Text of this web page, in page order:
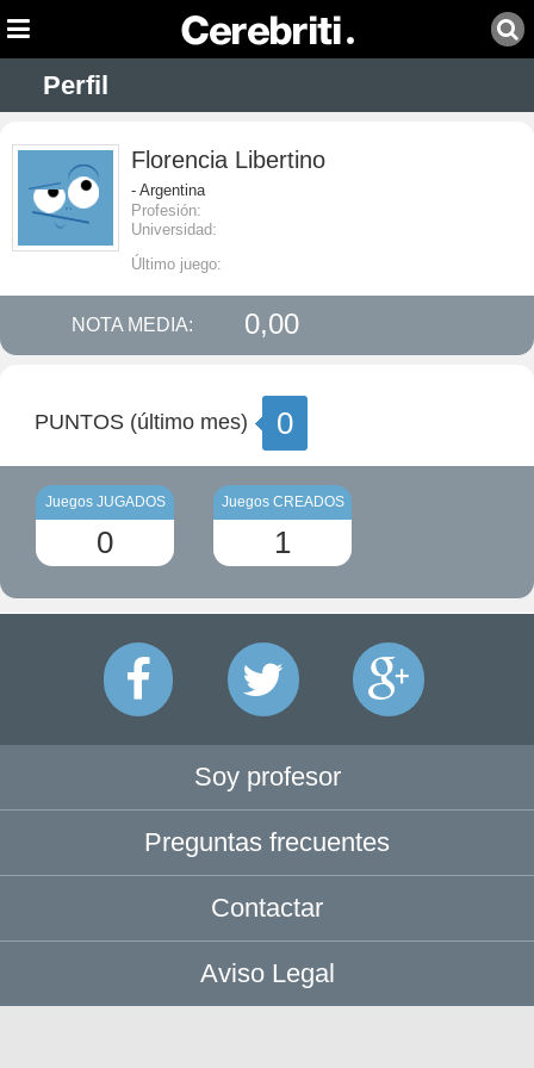
Perfil
Florencia Libertino
- Argentina
Profesión:
Universidad:
Último juego:
NOTA MEDIA: 0,00
PUNTOS (último mes) 0
Juegos JUGADOS
0
Juegos CREADOS
1
Soy profesor
Preguntas frecuentes
Contactar
Aviso Legal